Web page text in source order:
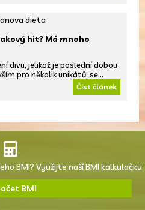
hit? Má mnoho
divu, jelikož je poslední dobou
pro několik unikátů, se…
Číst článek
BMI? Využijte naší BMI kalkulačku
BMI